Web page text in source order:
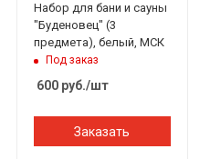
Набор для бани и сауны
"Буденовец" (3
предмета), белый, МСК
Под заказ
600руб./шт
Заказать